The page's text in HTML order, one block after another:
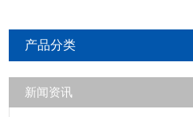
产品分类
新闻资讯